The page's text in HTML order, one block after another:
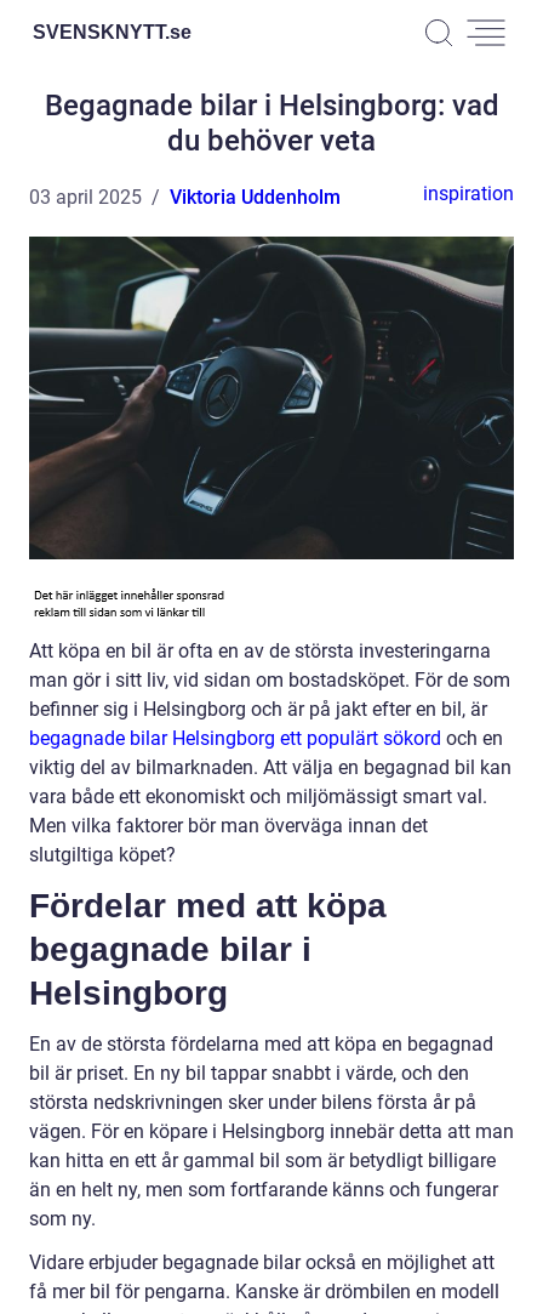
SVENSKNYTT.se
Begagnade bilar i Helsingborg: vad
du behöver veta
03 april 2025 Viktoria Uddenholm inspiration
Att köpa en bil är ofta en av de största investeringarna
man gör i sitt liv, vid sidan om bostadsköpet. För de som
befinner sig i Helsingborg och är på jakt efter en bil, är
begagnade bilar Helsingborg ett populärt sökord och en
viktig del av bilmarknaden. Att välja en begagnad bil kan
vara både ett ekonomiskt och miljömässigt smart val.
Men vilka faktorer bör man överväga innan det
slutgiltiga köpet?
Fördelar med att köpa
begagnade bilar i
Helsingborg
En av de största fördelarna med att köpa en begagnad
bil är priset. En ny bil tappar snabbt i värde, och den
största nedskrivningen sker under bilens första år på
vägen. För en köpare i Helsingborg innebär detta att man
kan hitta en ett år gammal bil som är betydligt billigare
än en helt ny, men som fortfarande känns och fungerar
som ny.
Vidare erbjuder begagnade bilar också en möjlighet att
få mer bil för pengarna. Kanske är drömbilen en modell